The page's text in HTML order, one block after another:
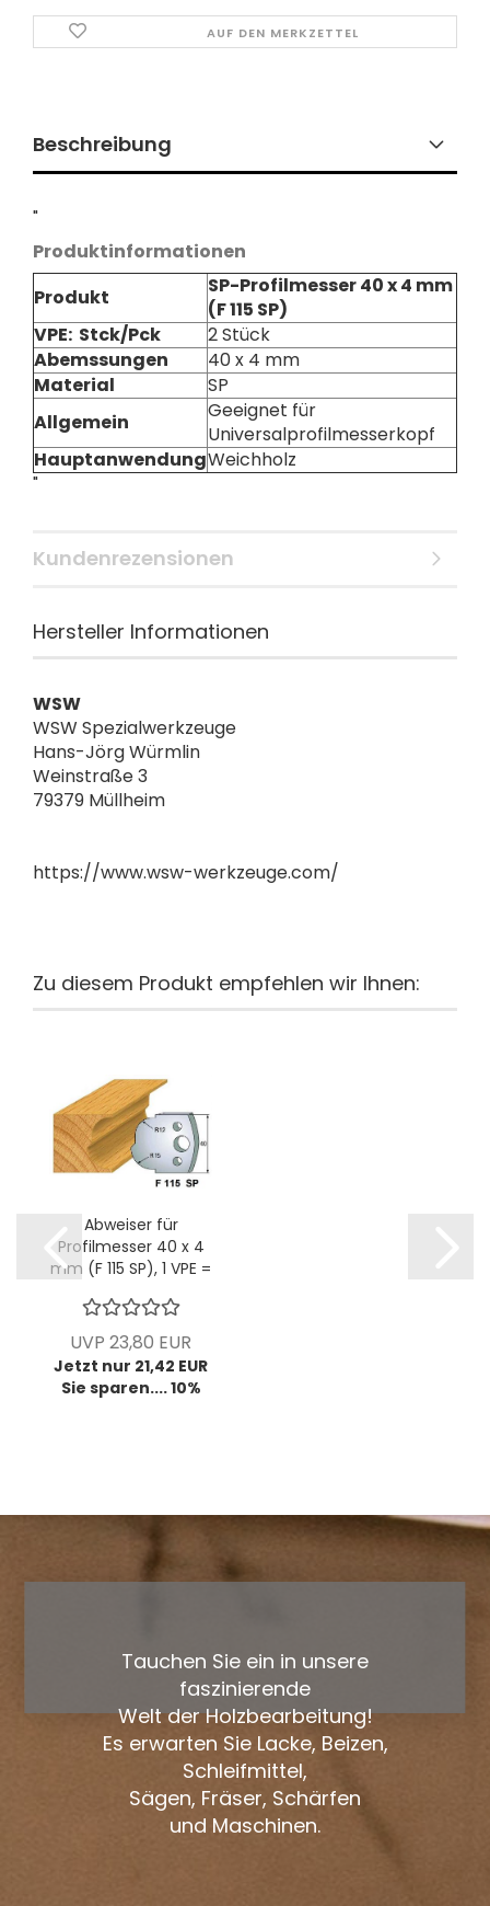
AUF DEN MERKZETTEL
Beschreibung
"
Produkt
SP-Profilmesser 40 x 4 mm
(F 115 SP)
Produktinformationen
VPE: Stck/Pck
2 Stück
Abemssungen
40 x 4 mm
Material
SP
Allgemein
Geeignet für
Universalprofilmesserkopf
HauptanwendungWeichholz
"
Kundenrezensionen
Hersteller Informationen
WSW
WSW Spezialwerkzeuge
Hans-Jörg Würmlin
Weinstraße 3
79379 Müllheim
https://www.wsw-werkzeuge.com/
Zu diesem Produkt empfehlen wir Ihnen:
Abweiser für
Profilmesser 40 x 4
mm (F 115 SP), 1 VPE =
UVP 23,80 EUR
Jetzt nur 21,42 EUR
Sie sparen.... 10%
Tauchen Sie ein in unsere
faszinierende
Welt der Holzbearbeitung!
Es erwarten Sie Lacke, Beizen,
Schleifmittel,
Sägen, Fräser, Schärfen
und Maschinen.